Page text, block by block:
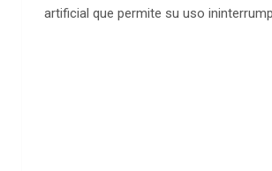
artificial que permite su uso